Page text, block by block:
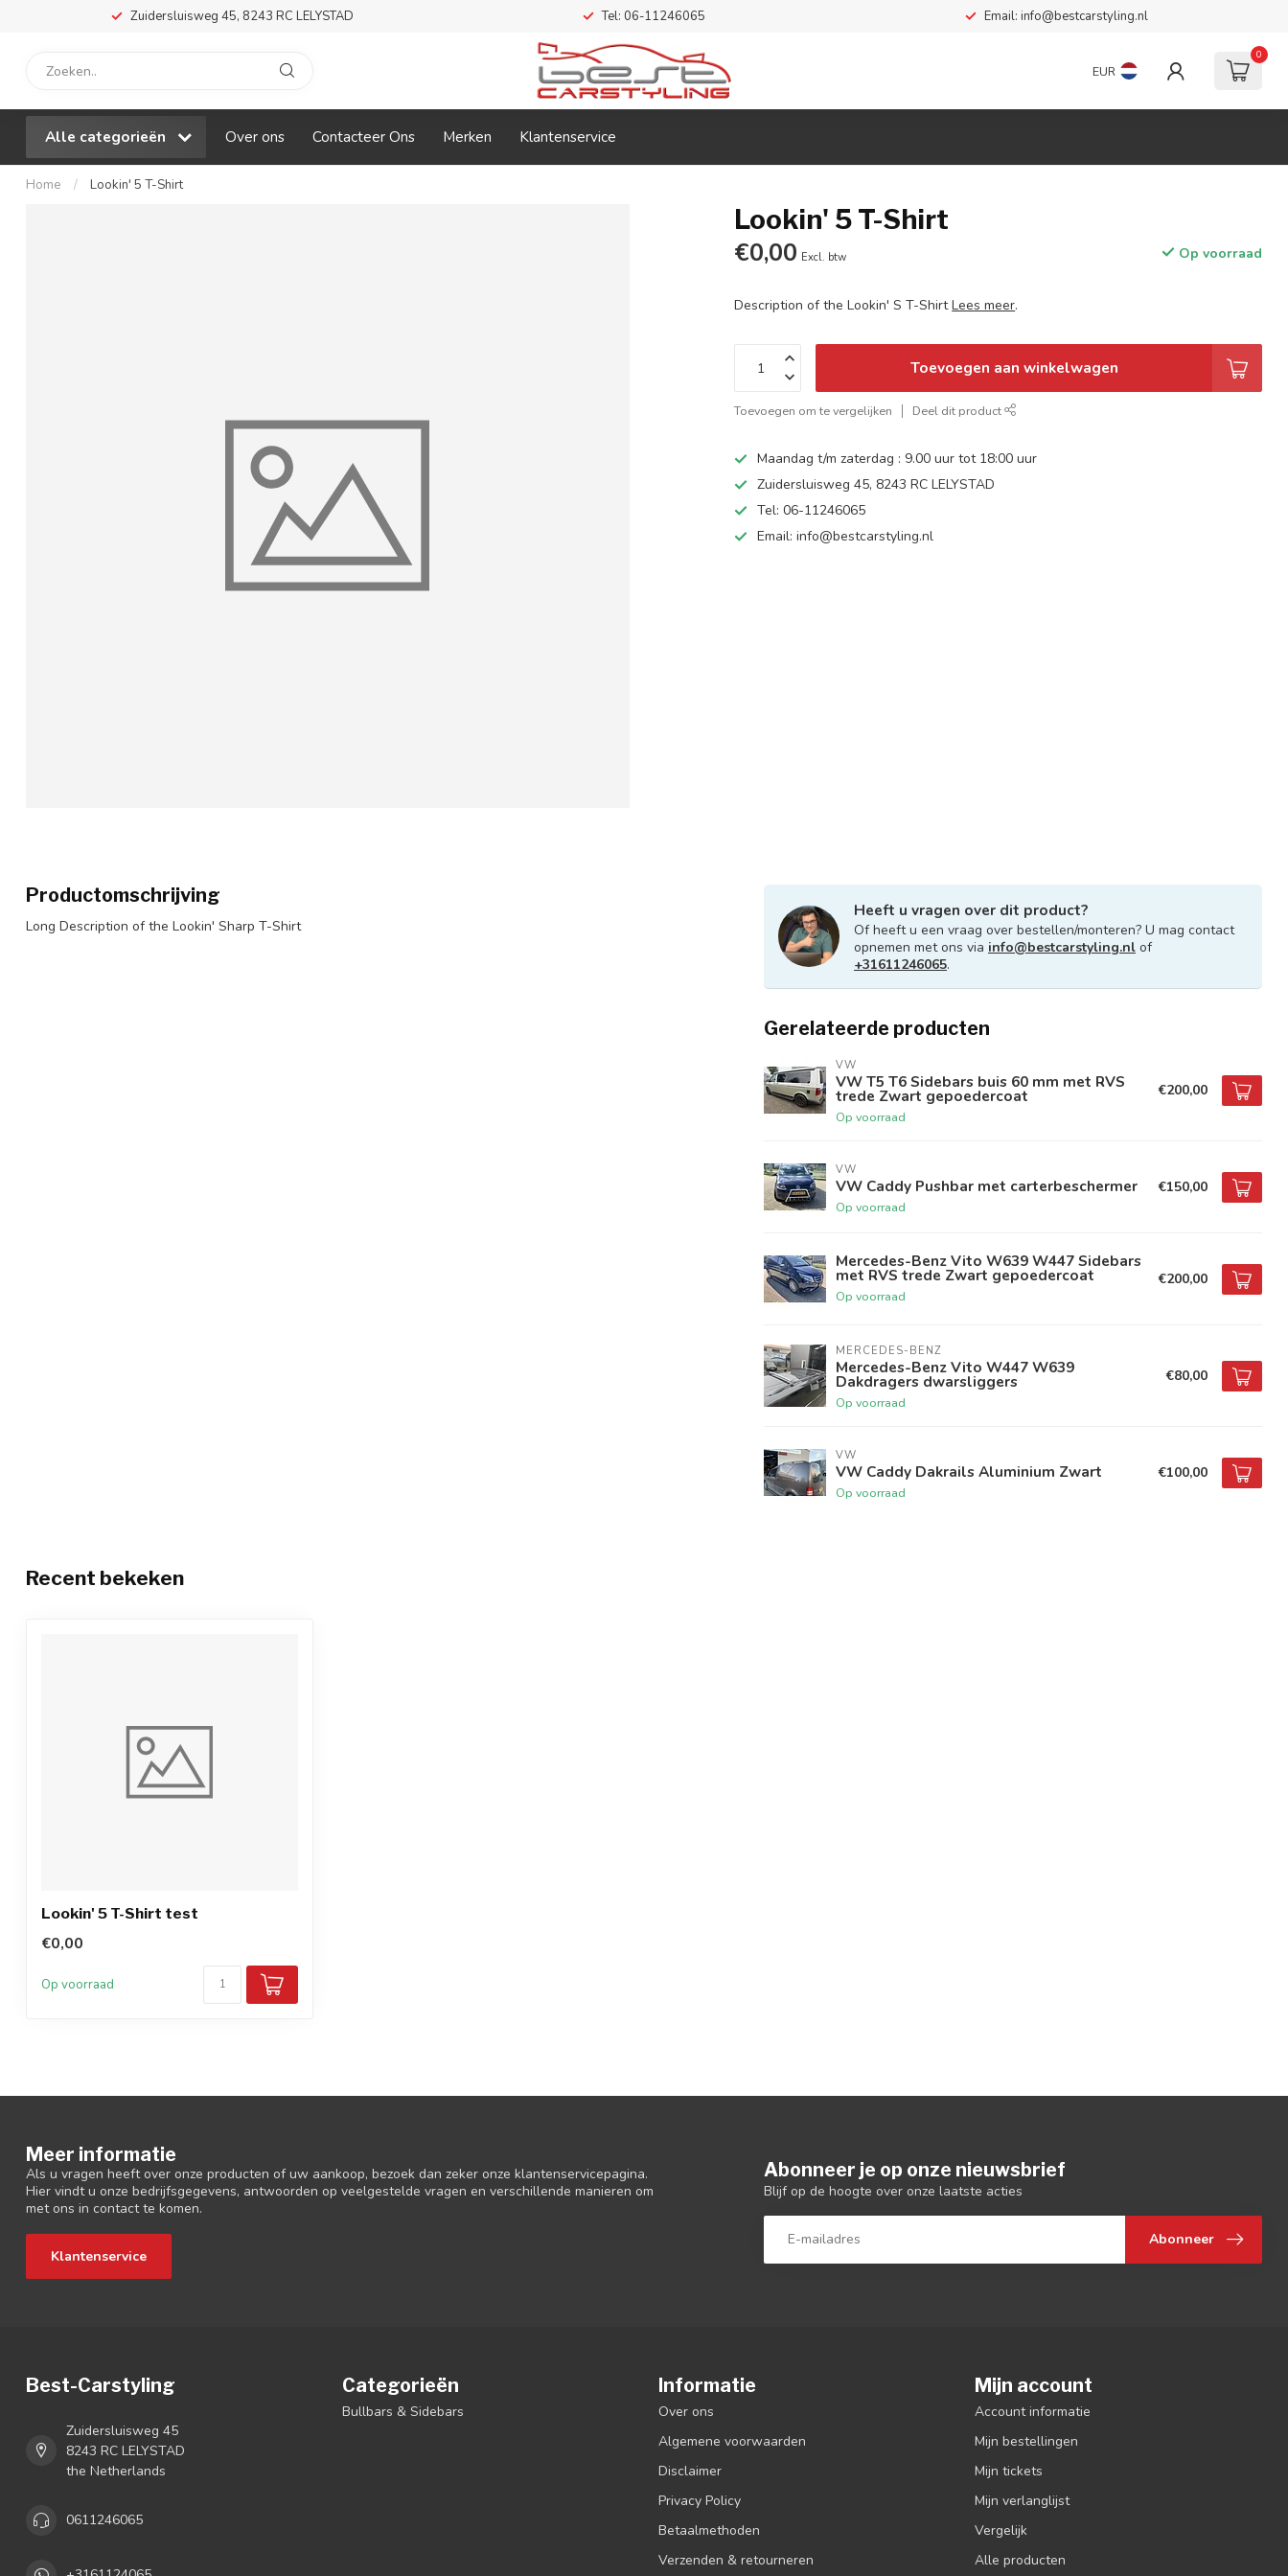
Zuidersluisweg 45, 8243 RC LELYSTAD Tel: 06-11246065 Email: info@bestcarstyling.nl
EUR
0
Alle categorieën Over ons Contacteer Ons Merken Klantenservice
Home / Lookin' 5 T-Shirt
Lookin' 5 T-Shirt
€0,00 Excl. btw Op voorraad
Description of the Lookin' S T-ShirtLees meer.
Toevoegen aan winkelwagen
Toevoegen om te vergelijken Deel dit product
Maandag t/m zaterdag : 9.00 uur tot 18:00 uur
Zuidersluisweg 45, 8243 RC LELYSTAD
Tel: 06-11246065
Email:info@bestcarstyling.nl
Productomschrijving
Long Description of the Lookin' Sharp T-Shirt
Heeft u vragen over dit product?
Of heeft u een vraag over bestellen/monteren? U mag contact
opnemen met ons via info@bestcarstyling.nl of
+31611246065.
Gerelateerde producten
VW
VW T5 T6 Sidebars buis 60 mm met RVS
trede Zwart gepoedercoat
Op voorraad
€200,00
VW
VW Caddy Pushbar met carterbeschermer
Op voorraad
€150,00
Mercedes-Benz Vito W639 W447 Sidebars
met RVS trede Zwart gepoedercoat
Op voorraad
€200,00
MERCEDES-BENZ
Mercedes-Benz Vito W447 W639
Dakdragers dwarsliggers
Op voorraad
€80,00
VW
VW Caddy Dakrails Aluminium Zwart
Op voorraad
€100,00
Recent bekeken
Lookin' 5 T-Shirt test
€0,00
Op voorraad
Meer informatie
Als u vragen heeft over onze producten of uw aankoop, bezoek dan zeker onze klantenservicepagina.
Hier vindt u onze bedrijfsgegevens, antwoorden op veelgestelde vragen en verschillende manieren om
met ons in contact te komen.
Klantenservice
Abonneer je op onze nieuwsbrief
Blijf op de hoogte over onze laatste acties
Abonneer
Best-Carstyling
Zuidersluisweg 45
8243 RC LELYSTAD
the Netherlands
0611246065
Categorieën
Bullbars & Sidebars
Informatie
Over ons
Algemene voorwaarden
Disclaimer
Privacy Policy
Betaalmethoden
Verzenden & retourneren
Mijn account
Account informatie
Mijn bestellingen
Mijn tickets
Mijn verlanglijst
Vergelijk
Alle producten